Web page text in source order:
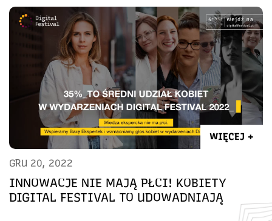
WIĘCEJ +
GRU 20, 2022
INNOWACJE NIE MAJĄ PŁCI! KOBIETY
DIGITAL FESTIVAL TO UDOWADNIAJĄ